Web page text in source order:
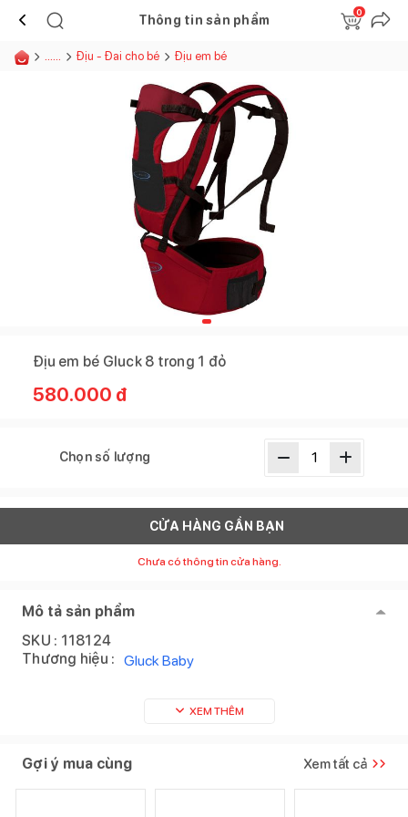
Thông tin sản phẩm
0
...... Địu - Đai cho bé Địu em bé
Địu em bé Gluck 8 trong 1 đỏ
580.000 đ
Chọn số lượng
CỬA HÀNG GẦN BẠN
Chưa có thông tin cửa hàng.
Mô tả sản phẩm
SKU : 118124
Thương hiệu : Gluck Baby
XEM THÊM
Gợi ý mua cùng Xem tất cả